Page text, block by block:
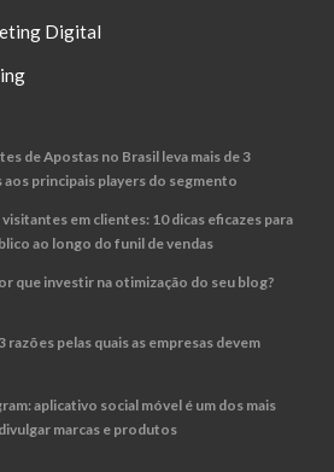
Digital
de Apostas no Brasil leva mais de 3
aos principais players do segmento
em clientes: 10 dicas eficazes para
ao longo do funil de vendas
que investir na otimização do seu blog?
razões pelas quais as empresas devem
aplicativo social móvel é um dos mais
marcas e produtos